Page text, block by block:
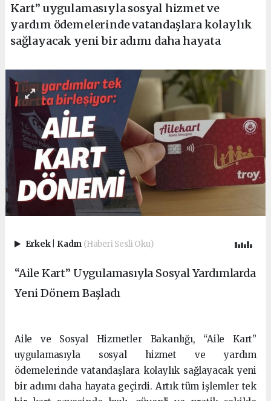
Kart” uygulamasıyla sosyal hizmet ve
yardım ödemelerinde vatandaşlara kolaylık
sağlayacak yeni bir adımı daha hayata
Erkek Kadın (Haberi Sesli Oku)
“Aile Kart” Uygulamasıyla Sosyal Yardımlarda
Yeni Dönem Başladı
Aile ve Sosyal Hizmetler Bakanlığı, “Aile Kart”
uygulamasıyla sosyal hizmet ve yardım
ödemelerinde vatandaşlara kolaylık sağlayacak yeni
bir adımı daha hayata geçirdi. Artık tüm işlemler tek